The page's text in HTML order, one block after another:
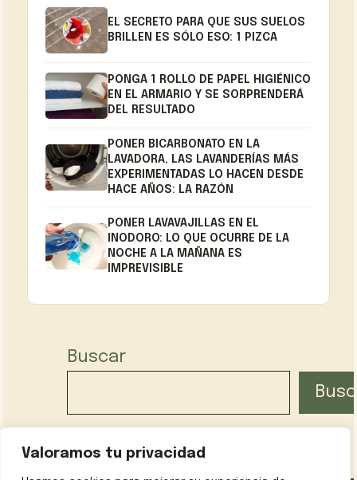
Valoramos tu privacidad
EL SECRETO PARA QUE SUS SUELOS
BRILLEN ES SÓLO ESO: 1 PIZCA
PONGA 1 ROLLO DE PAPEL HIGIÉNICO
EN EL ARMARIO Y SE SORPRENDERÁ
DEL RESULTADO
PONER BICARBONATO EN LA
LAVADORA, LAS LAVANDERÍAS MÁS
EXPERIMENTADAS LO HACEN DESDE
HACE AÑOS: LA RAZÓN
PONER LAVAVAJILLAS EN EL
INODORO: LO QUE OCURRE DE LA
NOCHE A LA MAÑANA ES
IMPREVISIBLE
Buscar